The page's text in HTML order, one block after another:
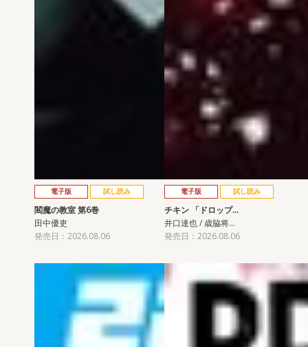
電子版 試し読み
閻魔の教室 第6巻
田中優吏
発売日：2026.08.06
電子版 試し読み
チキン 「ドロップ…
井口達也 / 歳脇将…
発売日：2026.08.06